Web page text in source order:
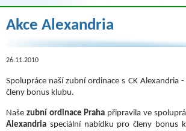
Akce Alexandria
26.11.2010
Spolupráce naší zubní ordinace s CK Alexandria
členy bonus klubu.
Naše zubní ordinace Praha připravila ve
Alexandria speciální nabídku pro členy bonus